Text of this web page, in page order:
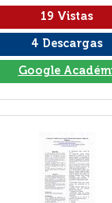
19 Vistas
4 Descargas
Google